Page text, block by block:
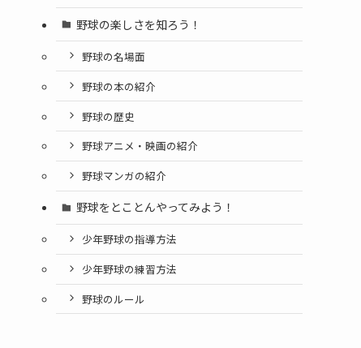
野球の楽しさを知ろう！
野球の名場面
野球の本の紹介
野球の歴史
野球アニメ・映画の紹介
野球マンガの紹介
野球をとことんやってみよう！
少年野球の指導方法
少年野球の練習方法
野球のルール